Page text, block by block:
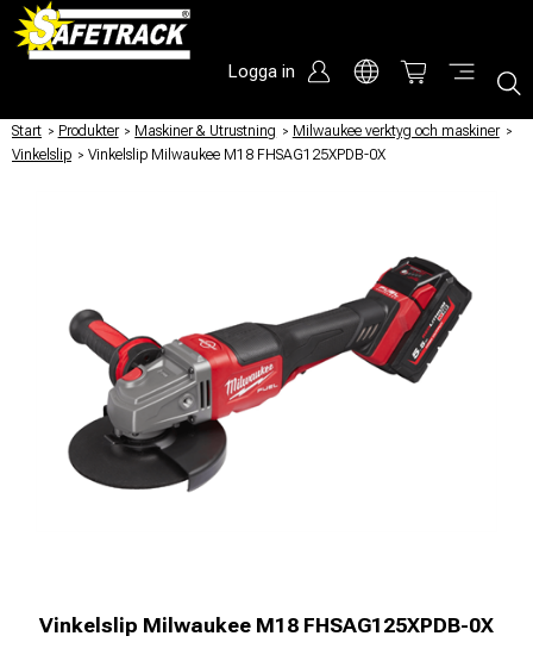
Logga in
Start / Produkter / Maskiner & Utrustning / Milwaukee verktyg och maskiner /
Vinkelslip / Vinkelslip Milwaukee M18 FHSAG125XPDB-0X
Vinkelslip Milwaukee M18 FHSAG125XPDB-0X